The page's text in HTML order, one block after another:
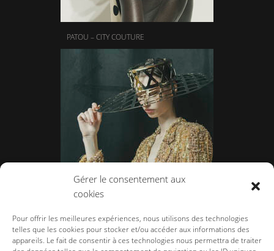
Gérer le consentement aux
cookies
Pour offrir les meilleures expériences, nous utilisons des technologies
telles que les cookies pour stocker et/ou accéder aux informations des
appareils. Le fait de consentir à ces technologies nous permettra de traiter
PATOU – CITY COUTURE
TAMARA RALPH – LE VÊTEMENT BIJOU